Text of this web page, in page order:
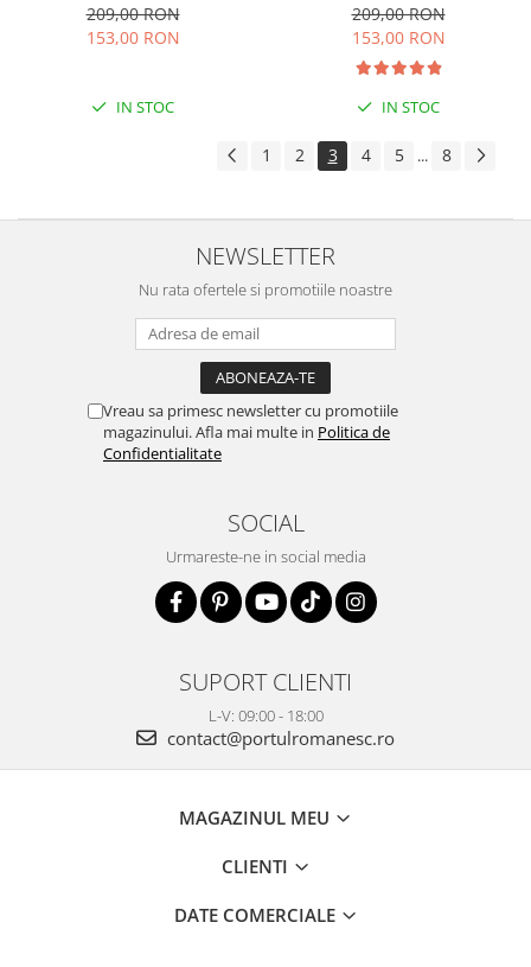
209,00 RON
153,00 RON
IN STOC
209,00 RON
153,00 RON
IN STOC
1 2 3 4 5 ... 8
NEWSLETTER
Nu rata ofertele si promotiile noastre
Vreau sa primesc newsletter cu promotiile
magazinului. Afla mai multe in Politica de
Confidentialitate
SOCIAL
Urmareste-ne in social media
SUPORT CLIENTI
L-V: 09:00 - 18:00
contact@portulromanesc.ro
MAGAZINUL MEU
CLIENTI
DATE COMERCIALE